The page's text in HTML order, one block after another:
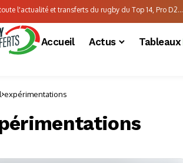
l'actualité et transferts du rugby du Top 14, Pro D2...
Accueil Actus Tableaux
expérimentations